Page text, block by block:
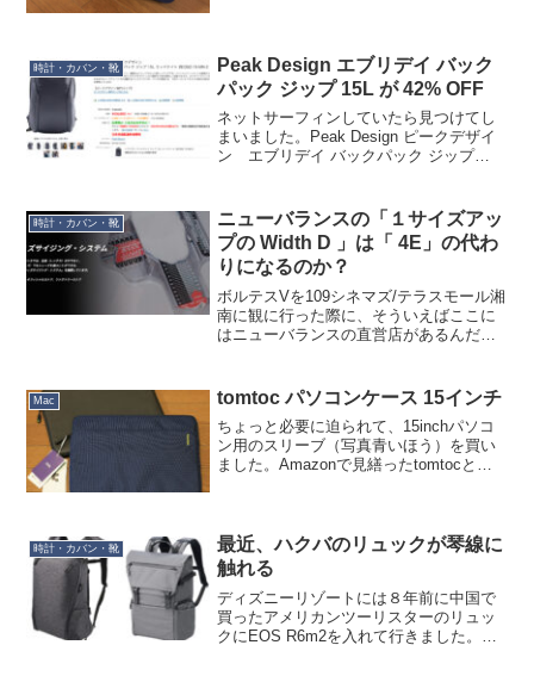
たが叔母はピンピンし...
時計・カバン・靴
Peak Design エブリデイ バック
パック ジップ 15L が 42% OFF
ネットサーフィンしていたら見つけてし
まいました。Peak Design ピークデザイ
ン エブリデイ バックパック ジップ
デル：39,050 円 → セール ...
時計・カバン・靴
ニューバランスの「１サイズアッ
プの Width D 」は「 4E」の代わ
りになるのか？
ボルテスVを109シネマズ/テラスモール湘
南に観に行った際に、そういえばここに
はニューバランスの直営店があるんだっ
ロ、Apple Storeより敷居が高い感じがし
ました...
Mac tomtoc パソコンケース 15インチ
ちょっと必要に迫られて、15inchパソコ
ン用のスリーブ（写真青いほう）を買い
ました。Amazonで見繕ったtomtocとい
時計・カバン・靴
最近、ハクバのリュックが琴線に
触れる
ディズニーリゾートには８年前に中国で
買ったアメリカンツーリスターのリュッ
クにEOS R6m2を入れて行きました。別